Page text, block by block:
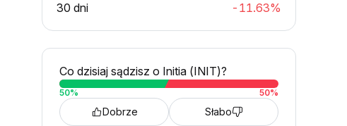
30 dni
-11.63%
Co dzisiaj sądzisz o Initia (INIT)?
50% 50%
Dobrze Słabo